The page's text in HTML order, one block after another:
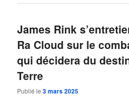
James Rink
Ra Cloud sur le
qui décidera du
Terre
Publié le3 mars 2025